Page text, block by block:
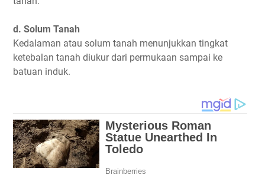
d. Solum Tanah
Kedalaman atau solum tanah menunjukkan tingkat
ketebalan tanah diukur dari permukaan sampai ke
batuan induk.